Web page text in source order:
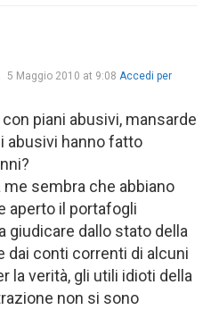
5 Maggio 2010 at 9:08 Accedi per
piani abusivi, mansarde
abusivi hanno fatto
me sembra che abbiano
aperto il portafogli
giudicare dallo stato della
dai conti correnti di alcuni
la verità, gli utili idioti della
non si sono